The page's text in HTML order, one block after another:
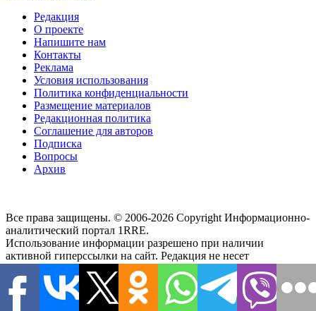
Редакция
О проекте
Напишите нам
Контакты
Реклама
Условия использования
Политика конфиденциальности
Размещение материалов
Редакционная политика
Соглашение для авторов
Подписка
Вопросы
Архив
Все права защищены. © 2006-2026 Copyright Информационно-
аналитический портал 1RRE.
Использование информации разрешено при наличии
активной гиперссылки на сайт. Редакция не несет
ответственности за достоверность информации,
содержащейся в рекламных объявлениях, за мнения,
высказанные в комментариях читателей, за новости партнеров
и внешние источники. Редакция не предоставляет справочной